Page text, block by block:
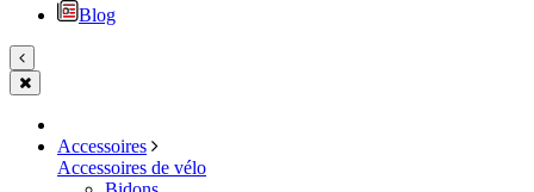
Blog
Accessoires
Accessoires de vélo